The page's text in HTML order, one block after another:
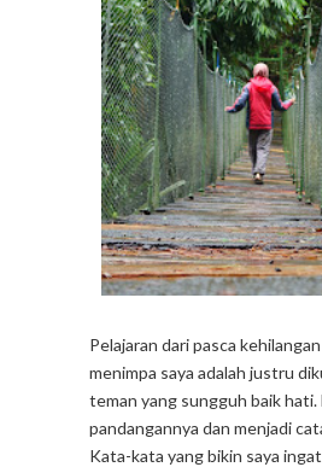
Pelajaran dari pasca
menimpa saya adalah justru
teman yang sungguh baik hati.
pandangannya dan menjadi
Kata-kata yang bikin saya